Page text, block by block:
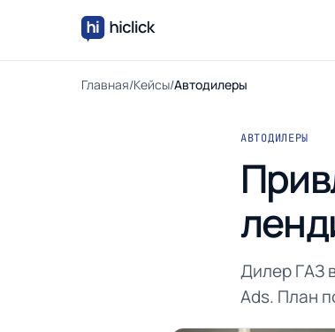
Главная/Кейсы/Автодилеры
АВТОДИЛЕРЫ
Дилер ГАЗ
Ads. План